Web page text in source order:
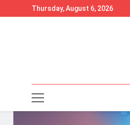
to
Thursday, August 6, 2026